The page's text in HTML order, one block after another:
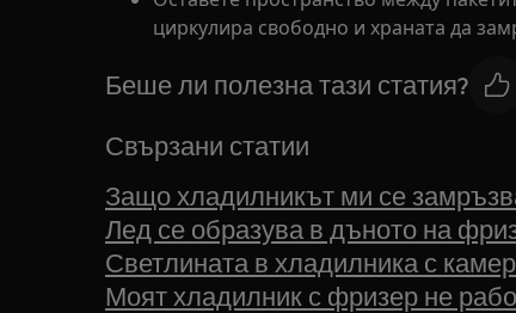
циркулира свободно и храната да
Беше ли полезна тази статия?
Свързани статии
Защо хладилникът ми се
Лед се образува в дъното на
Светлината в хладилника с
Моят хладилник с фризер не